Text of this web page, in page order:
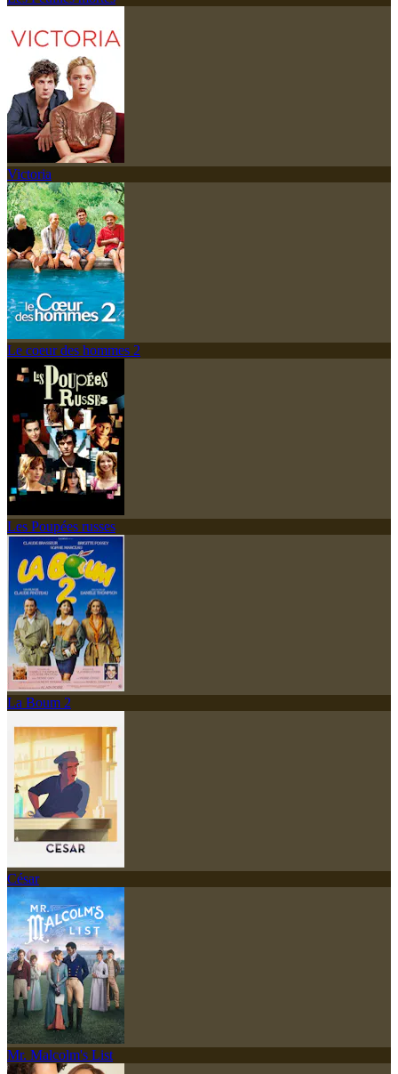
Victoria
Le coeur des hommes 2
Les Poupées russes
La Boum 2
César
Mr. Malcolm's List